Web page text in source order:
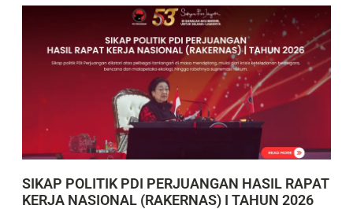
SIKAP POLITIK PDI PERJUANGAN HASIL RAPAT
KERJA NASIONAL (RAKERNAS) I TAHUN 2026